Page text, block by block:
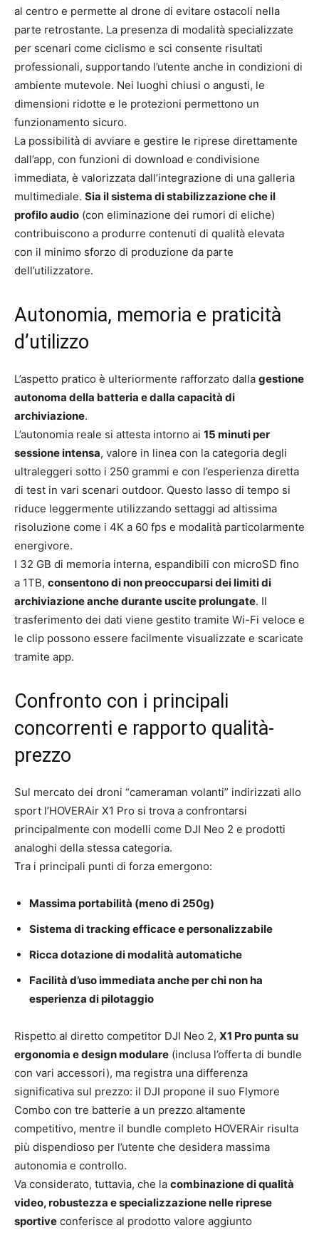
al centro e permette al drone di evitare ostacoli nella
parte retrostante. La presenza di modalità specializzate
per scenari come ciclismo e sci consente risultati
professionali, supportando l’utente anche in condizioni di
ambiente mutevole. Nei luoghi chiusi o angusti, le
dimensioni ridotte e le protezioni permettono un
funzionamento sicuro.
La possibilità di avviare e gestire le riprese direttamente
dall’app, con funzioni di download e condivisione
immediata, è valorizzata dall’integrazione di una galleria
multimediale. Sia il sistema di stabilizzazione che il
profilo audio (con eliminazione dei rumori di eliche)
contribuiscono a produrre contenuti di qualità elevata
con il minimo sforzo di produzione da parte
dell’utilizzatore.
Autonomia, memoria e praticità
d’utilizzo
L’aspetto pratico è ulteriormente rafforzato dalla gestione
autonoma della batteria e dalla capacità di
archiviazione.
L’autonomia reale si attesta intorno ai 15 minuti per
sessione intensa, valore in linea con la categoria degli
ultraleggeri sotto i 250 grammi e con l’esperienza diretta
di test in vari scenari outdoor. Questo lasso di tempo si
riduce leggermente utilizzando settaggi ad altissima
risoluzione come i 4K a 60 fps e modalità particolarmente
energivore.
I 32 GB di memoria interna, espandibili con microSD fino
a 1TB, consentono di non preoccuparsi dei limiti di
archiviazione anche durante uscite prolungate. Il
trasferimento dei dati viene gestito tramite Wi-Fi veloce e
le clip possono essere facilmente visualizzate e scaricate
tramite app.
Confronto con i principali
concorrenti e rapporto qualità-
prezzo
Sul mercato dei droni “cameraman volanti” indirizzati allo
sport l’HOVERAir X1 Pro si trova a confrontarsi
principalmente con modelli come DJI Neo 2 e prodotti
analoghi della stessa categoria.
Tra i principali punti di forza emergono:
Massima portabilità (meno di 250g)
Sistema di tracking efficace e personalizzabile
Ricca dotazione di modalità automatiche
Facilità d’uso immediata anche per chi non ha
esperienza di pilotaggio
Rispetto al diretto competitor DJI Neo 2, X1 Pro punta su
ergonomia e design modulare (inclusa l’offerta di bundle
con vari accessori), ma registra una differenza
significativa sul prezzo: il DJI propone il suo Flymore
Combo con tre batterie a un prezzo altamente
competitivo, mentre il bundle completo HOVERAir risulta
più dispendioso per l’utente che desidera massima
autonomia e controllo.
Va considerato, tuttavia, che la combinazione di qualità
video, robustezza e specializzazione nelle riprese
sportive conferisce al prodotto valore aggiunto